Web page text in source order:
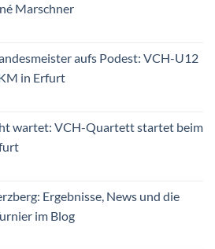
Marschner
aufs Podest: VCH-U12
in Erfurt
wartet: VCH-Quartett startet beim
Ergebnisse, News und die
im Blog